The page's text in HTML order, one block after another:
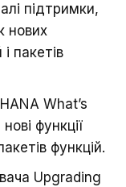
підтримки,
нових
пакетів
What’s
функції
функцій.
Upgrading